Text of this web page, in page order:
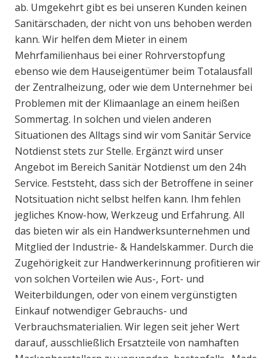
ab. Umgekehrt gibt es bei unseren Kunden keinen
Sanitärschaden, der nicht von uns behoben werden
kann. Wir helfen dem Mieter in einem
Mehrfamilienhaus bei einer Rohrverstopfung
ebenso wie dem Hauseigentümer beim Totalausfall
der Zentralheizung, oder wie dem Unternehmer bei
Problemen mit der Klimaanlage an einem heißen
Sommertag. In solchen und vielen anderen
Situationen des Alltags sind wir vom Sanitär Service
Notdienst stets zur Stelle. Ergänzt wird unser
Angebot im Bereich Sanitär Notdienst um den 24h
Service. Feststeht, dass sich der Betroffene in seiner
Notsituation nicht selbst helfen kann. Ihm fehlen
jegliches Know-how, Werkzeug und Erfahrung. All
das bieten wir als ein Handwerksunternehmen und
Mitglied der Industrie- & Handelskammer. Durch die
Zugehörigkeit zur Handwerkerinnung profitieren wir
von solchen Vorteilen wie Aus-, Fort- und
Weiterbildungen, oder von einem vergünstigten
Einkauf notwendiger Gebrauchs- und
Verbrauchsmaterialien. Wir legen seit jeher Wert
darauf, ausschließlich Ersatzteile von namhaften